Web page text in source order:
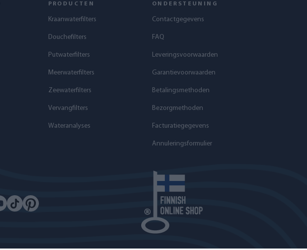
PRODUCTEN
Kraanwaterfilters
Douchefilters
Putwaterfilters
Meerwaterfilters
Zeewaterfilters
Vervangfilters
Wateranalyses
ONDERSTEUNING
Contactgegevens
FAQ
Leveringsvoorwaarden
Garantievoorwaarden
Betalingsmethoden
Bezorgmethoden
Facturatiegegevens
Annuleringsformulier